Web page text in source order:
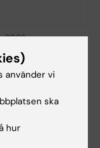
2026
och
vid kronisk
Renthal, Harvard
Schhol…
använder vi
ska
hur